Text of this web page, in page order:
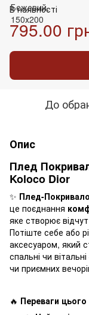
В наявності
795.00
До
Опис
Плед
Koloco Dior
✨ Плед-
це поєднання
яке створює
Потіште себе або
аксесуаром, який
спальні чи
чи приємних
🔥 Переваги